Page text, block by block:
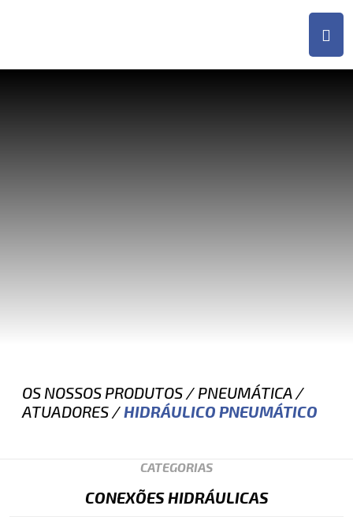
OS NOSSOS PRODUTOS / PNEUMÁTICA /
ATUADORES /HIDRÁULICO PNEUMÁTICO
CATEGORIAS
CONEXÕES HIDRÁULICAS